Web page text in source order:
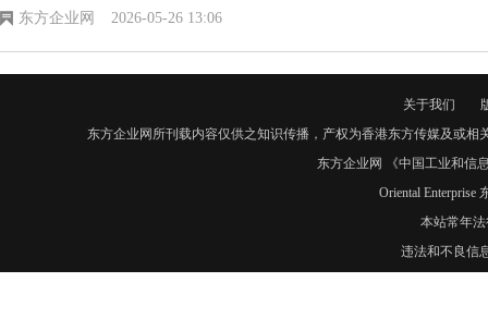
东方企业网 2026-05-26 13:06
关于我们
东方企业网所刊载内容仅供之知识传播，产权为香港东方传媒及或
东方企业网 《中国工业和信
Oriental Enterprise
本站常年
违法和不良信